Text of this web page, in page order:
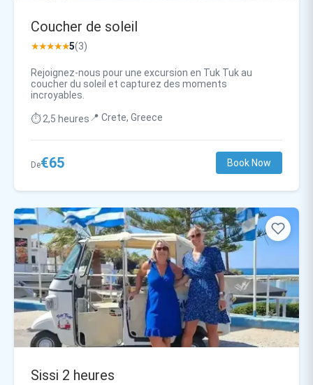
Coucher de soleil
★★★★★5(3)
Rejoignez-nous pour une excursion en Tuk Tuk au
coucher du soleil et capturez des moments
incroyables.
⏱️ 2,5 heures📍 Crete, Greece
De€65 Book Now
Sissi 2 heures